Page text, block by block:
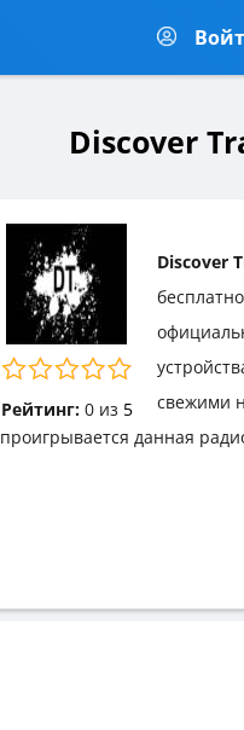
Discover
Рейтинг: 0из 5
Discover
свежими
проигрывается данная